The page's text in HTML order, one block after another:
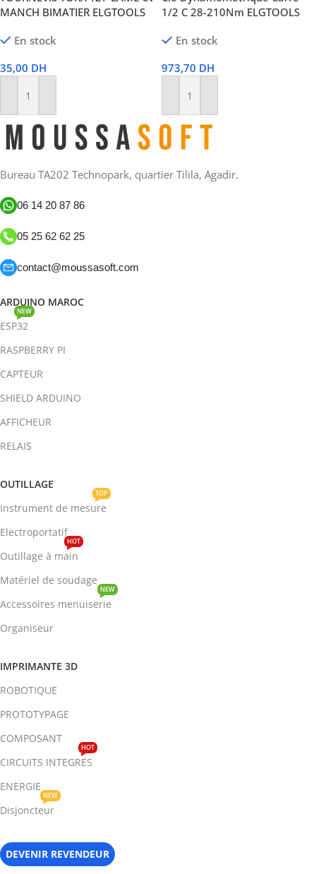
MANCH BIMATIER ELGTOOLS
En stock
35,00 DH
Ajouter Au Panier
1/2 C 28-210Nm ELGTOOLS
En stock
973,70 DH
Ajouter Au Panier
Bureau TA202 Technopark, quartier Tilila, Agadir.
06 14 20 87 86
05 25 62 62 25
contact@moussasoft.com
ARDUINO MAROC
ESP32
NEW
RASPBERRY PI
CAPTEUR
SHIELD ARDUINO
AFFICHEUR
RELAIS
OUTILLAGE
Instrument de mesure
TOP
Electroportatif
Outillage à main
HOT
Matériel de soudage
Accessoires menuiserie
NEW
Organiseur
IMPRIMANTE 3D
ROBOTIQUE
PROTOTYPAGE
COMPOSANT
CIRCUITS INTEGRES
HOT
ENERGIE
Disjoncteur
NEW
DEVENIR REVENDEUR